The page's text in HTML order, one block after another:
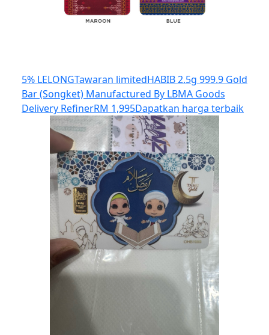
5% LELONGTawaran limitedHABIB 2.5g 999.9 Gold
Bar (Songket) Manufactured By LBMA Goods
Delivery RefinerRM 1,995Dapatkan harga terbaik